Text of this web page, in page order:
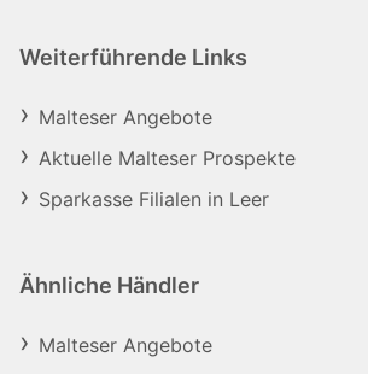
Weiterführende Links
Malteser Angebote
Aktuelle Malteser Prospekte
Sparkasse Filialen in Leer
Ähnliche Händler
Malteser Angebote